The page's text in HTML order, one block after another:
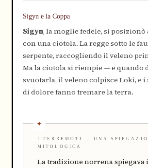
Sigyn e la Coppa
Sigyn, la moglie fedele, si posizionò
con una ciotola. La regge sotto le
serpente, raccogliendo il veleno
Ma la ciotola si riempie — e quando
svuotarla, il veleno colpisce Loki, e i
di dolore fanno tremare la terra.
I TERREMOTI — UNA
MITOLOGICA
La tradizione norrena spiegava i